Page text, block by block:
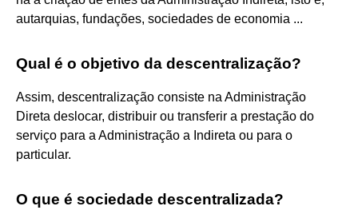
autarquias, fundações, sociedades de economia ...
Qual é o objetivo da descentralização?
Assim, descentralização consiste na Administração
Direta deslocar, distribuir ou transferir a prestação do
serviço para a Administração a Indireta ou para o
particular.
O que é sociedade descentralizada?